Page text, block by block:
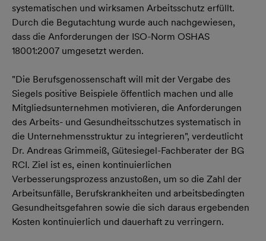
systematischen und wirksamen Arbeitsschutz erfüllt.
Durch die Begutachtung wurde auch nachgewiesen,
dass die Anforderungen der ISO-Norm OSHAS
18001:2007 umgesetzt werden.
"Die Berufsgenossenschaft will mit der Vergabe des
Siegels positive Beispiele öffentlich machen und alle
Mitgliedsunternehmen motivieren, die Anforderungen
des Arbeits- und Gesundheitsschutzes systematisch in
die Unternehmensstruktur zu integrieren", verdeutlicht
Dr. Andreas Grimmeiß, Gütesiegel-Fachberater der BG
RCI. Ziel ist es, einen kontinuierlichen
Verbesserungsprozess anzustoßen, um so die Zahl der
Arbeitsunfälle, Berufskrankheiten und arbeitsbedingten
Gesundheitsgefahren sowie die sich daraus ergebenden
Kosten kontinuierlich und dauerhaft zu verringern.